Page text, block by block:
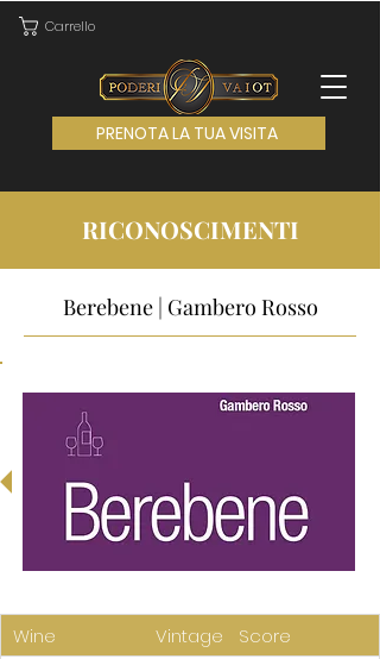
Carrello
PRENOTA LA TUA VISITA
RICONOSCIMENTI
Berebene | Gambero Rosso
Wine Vintage Score